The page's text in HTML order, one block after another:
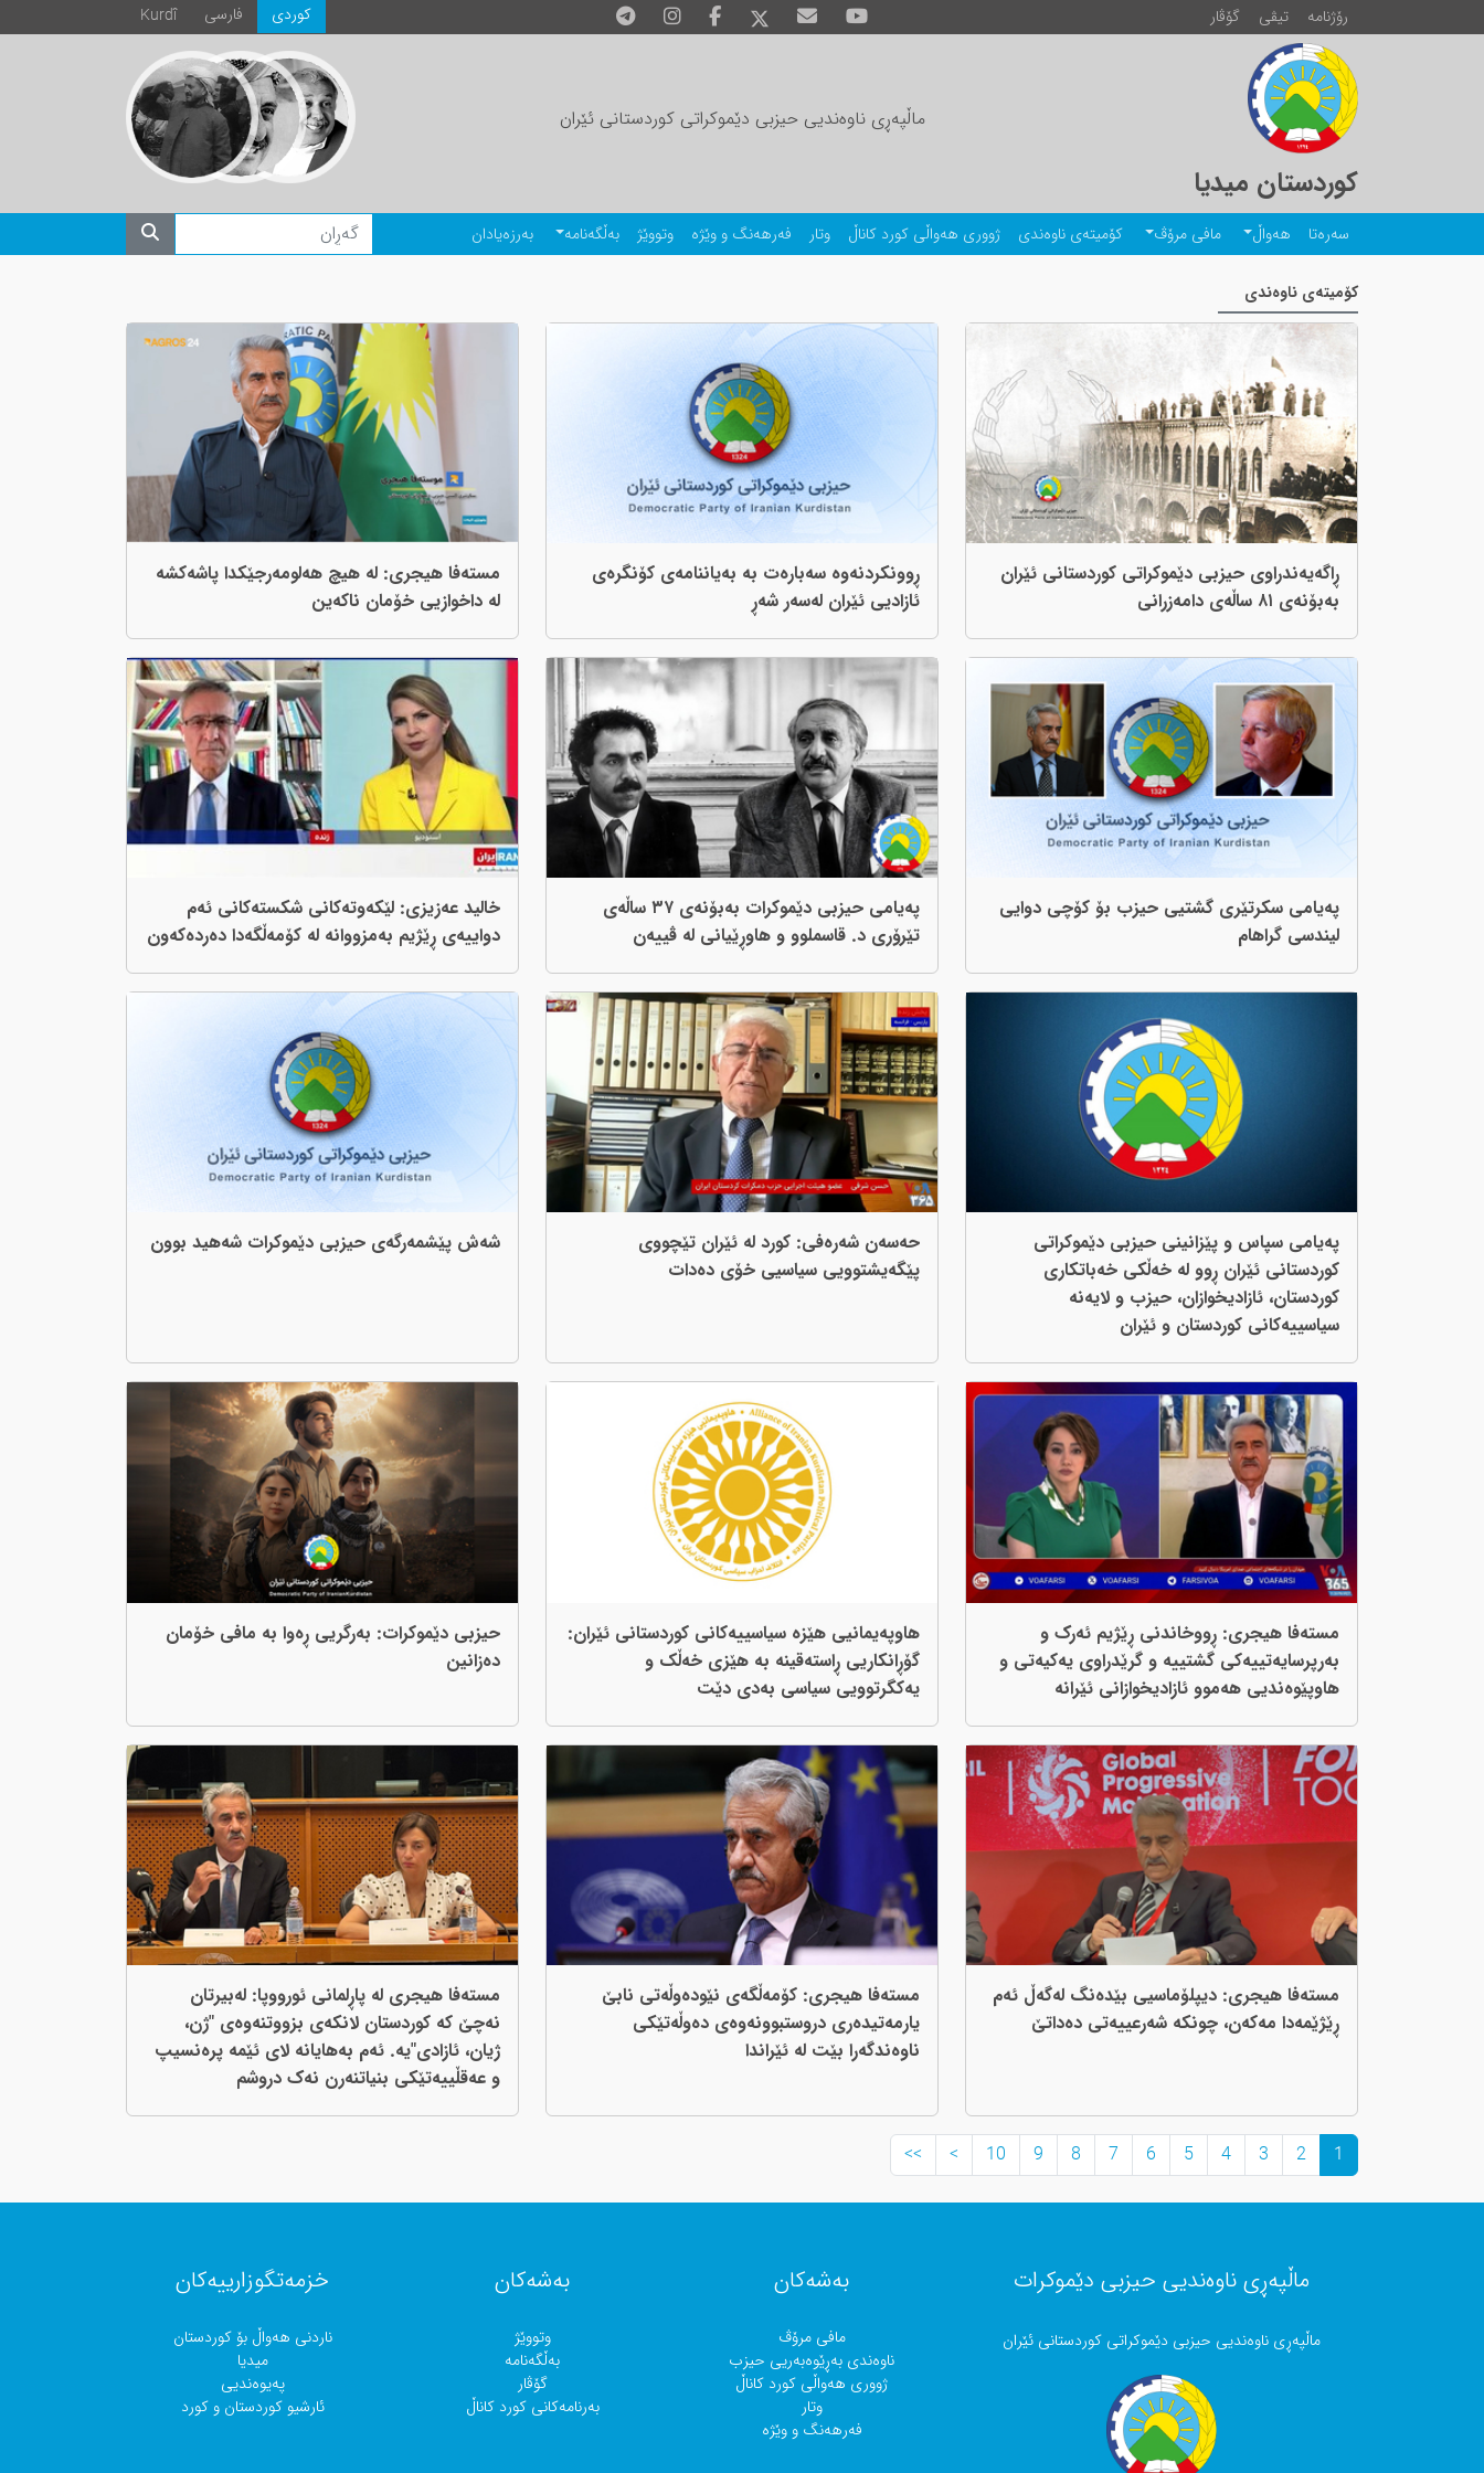
رۆژنامە تیڤی گۆڤار Kurdî فارسی كوردی
کوردستان میدیا
ماڵپەڕی ناوەندیی حیزبی دێموکراتی کوردستانی ئێران
سەرەتا هەواڵ مافی مرۆڤ کۆمیتەی ناوەندی ژووری هەواڵی کورد کاناڵ وتار فەرهەنگ و وێژە وتووێژ بەڵگەنامە بەرزەیادان
کۆمیتەی ناوەندی
ڕاگەیەندراوی حیزبی دێموکراتی کوردستانی ئێران
بەبۆنەی ٨١ ساڵەی دامەزرانی
ڕوونکردنه‌وه‌ سه‌باره‌ت به به‌یاننامه‌ی کۆنگره‌ی
ئازادیی ئێران له‌سه‌ر شه‌ڕ
مستەفا هیجری: لە هیچ هەلومەرجێکدا پاشەکشە
لە داخوازیی خۆمان ناکەین
پەیامی سکرتێری گشتیی حیزب بۆ کۆچی دوایی
لیندسی گراهام
پەیامی حیزبی دێموکرات بەبۆنەی ٣٧ ساڵەی
تێرۆری د. قاسملوو و هاوڕێیانی لە ڤییەن
خالید عەزیزی: لێکەوتەکانی شکستەکانی ئەم
دواییەی ڕێژیم بەمزووانە لە کۆمەڵگەدا دەردەکەون
پەیامی سپاس و پێزانینی حیزبی دێموکراتی
کوردستانی ئێران ڕوو لە خەڵکی خەباتکاری
کوردستان، ئازادیخوازان، حیزب و لایەنە
سیاسییەکانی کوردستان و ئێران
حەسەن شەرەفی: کورد لە ئێران تێچووی
پێگەیشتوویی سیاسیی خۆی دەدات
شەش پێشمەرگەی حیزبی دێموکرات شەهید بوون
مستەفا هیجری: ڕووخاندنی ڕێژیم ئەرک و
بەرپرسایەتییەکی گشتییە و گرێدراوی یەکیەتی و
هاوپێوەندیی هەموو ئازادیخوازانی ئێرانە
هاوپەیمانیی هێزە سیاسییەکانی کوردستانی ئێران:
گۆڕانکاریی ڕاستەقینە بە هێزی خەڵک و
یەکگرتوویی سیاسی بەدی دێت
حیزبی دێموکرات: بەرگریی ڕەوا بە مافی خۆمان
دەزانین
مستەفا هیجری: دیپلۆماسیی بێدەنگ لەگەڵ ئەم
ڕێژێمەدا مەکەن، چونکە شەرعییەتی دەداتێ
مستەفا هیجری: کۆمەڵگەی نێودەوڵەتی نابێ
یارمەتیدەری دروستبوونەوەی دەوڵەتێکی
ناوەندگەرا بێت لە ئێراندا
مستەفا هیجری لە پاڕلمانی ئورووپا: لەبیرتان
نەچێ کە کوردستان لانکەی بزووتنەوەی "ژن،
ژیان، ئازادی"یە. ئەم بەهایانە لای ئێمە پرەنسیپ
و عەقڵییەتێکی بنیاتنەرن نەک دروشم
1
2
3
4
5
6
7
8
9
10
>
>>
ماڵپەڕی ناوەندیی حیزبی دێموکرات
ماڵپەڕی ناوەندیی حیزبی دێموکراتی کوردستانی ئێران
بەشەکان
مافی مرۆڤ
ناوەندی بەڕێوەبەریی حیزب
ژووری هەواڵی کورد کاناڵ
وتار
فەرهەنگ و وێژە
بەشەکان
وتووێژ
بەڵگەنامە
گۆڤار
بەرنامەکانی کورد کاناڵ
خزمەتگوزارییەکان
ناردنی هەواڵ بۆ کوردستان
میدیا
پەیوەندیی
ئارشیو کوردستان و کورد